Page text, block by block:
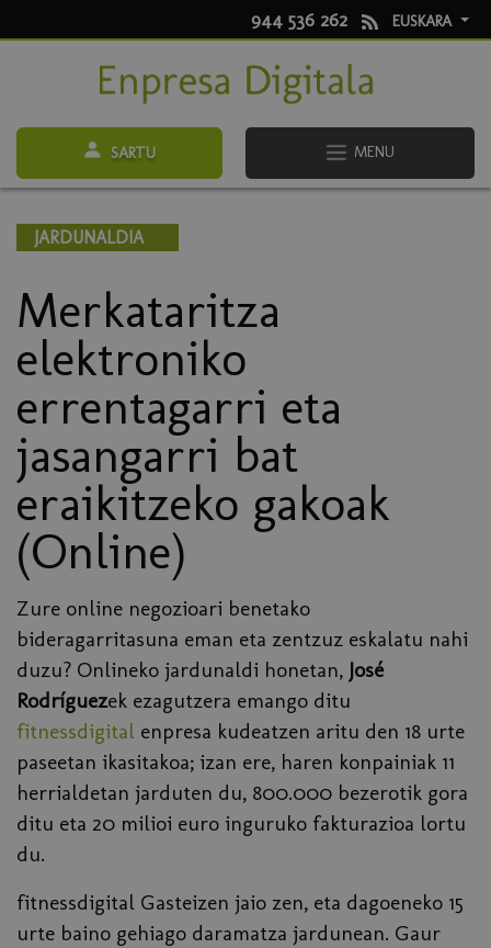
944 536 262 EUSKARA
SARTU MENU
JARDUNALDIA
Merkataritza
elektroniko
errentagarri eta
jasangarri bat
eraikitzeko gakoak
(Online)
Zure online negozioari benetako
bideragarritasuna eman eta zentzuz eskalatu nahi
duzu? Onlineko jardunaldi honetan, José
Rodríguezek ezagutzera emango ditu
fitnessdigital enpresa kudeatzen aritu den 18 urte
paseetan ikasitakoa; izan ere, haren konpainiak 11
herrialdetan jarduten du, 800.000 bezerotik gora
ditu eta 20 milioi euro inguruko fakturazioa lortu
du.
fitnessdigital Gasteizen jaio zen, eta dagoeneko 15
urte baino gehiago daramatza jardunean. Gaur